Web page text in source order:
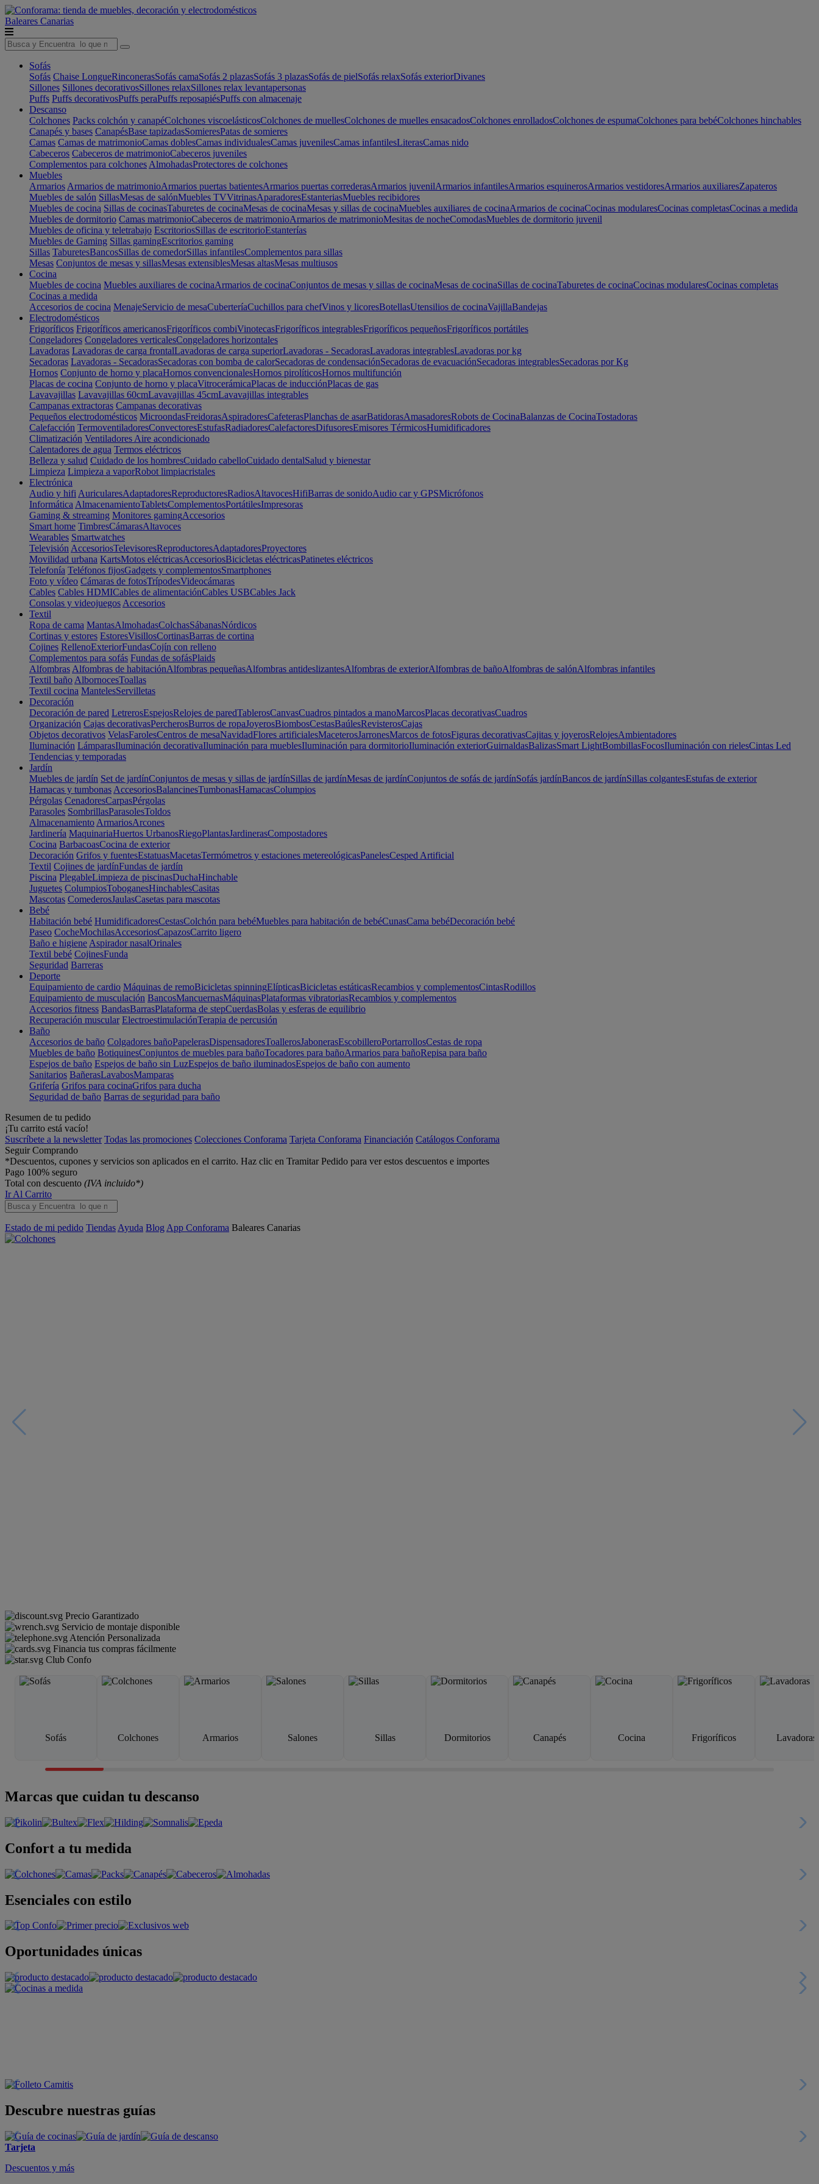
Baleares Canarias
Sofás
Sofás Chaise LongueRinconerasSofás camaSofás 2 plazasSofás 3 plazasSofás de pielSofás relaxSofás exteriorDivanes
Sillones Sillones decorativosSillones relaxSillones relax levantapersonas
Puffs Puffs decorativosPuffs peraPuffs reposapiésPuffs con almacenaje
Descanso
Colchones Packs colchón y canapéColchones viscoelásticosColchones de muellesColchones de muelles ensacadosColchones enrolladosColchones de espumaColchones para bebéColchones hinchables
Canapés y bases CanapésBase tapizadasSomieresPatas de somieres
Camas Camas de matrimonioCamas doblesCamas individualesCamas juvenilesCamas infantilesLiterasCamas nido
Cabeceros Cabeceros de matrimonioCabeceros juveniles
Complementos para colchones AlmohadasProtectores de colchones
Muebles
Armarios Armarios de matrimonioArmarios puertas batientesArmarios puertas correderasArmarios juvenilArmarios infantilesArmarios esquinerosArmarios vestidoresArmarios auxiliaresZapateros
Muebles de salón SillasMesas de salónMuebles TVVitrinasAparadoresEstanteriasMuebles recibidores
Muebles de cocina Sillas de cocinasTaburetes de cocinaMesas de cocinaMesas y sillas de cocinaMuebles auxiliares de cocinaArmarios de cocinaCocinas modularesCocinas completasCocinas a medida
Muebles de dormitorio Camas matrimonioCabeceros de matrimonioArmarios de matrimonioMesitas de nocheComodasMuebles de dormitorio juvenil
Muebles de oficina y teletrabajo EscritoriosSillas de escritorioEstanterías
Muebles de Gaming Sillas gamingEscritorios gaming
Sillas TaburetesBancosSillas de comedorSillas infantilesComplementos para sillas
Mesas Conjuntos de mesas y sillasMesas extensiblesMesas altasMesas multiusos
Cocina
Muebles de cocina Muebles auxiliares de cocinaArmarios de cocinaConjuntos de mesas y sillas de cocinaMesas de cocinaSillas de cocinaTaburetes de cocinaCocinas modularesCocinas completas
Cocinas a medida
Accesorios de cocina MenajeServicio de mesaCuberteríaCuchillos para chefVinos y licoresBotellasUtensilios de cocinaVajillaBandejas
Electrodomésticos
Frigoríficos Frigoríficos americanosFrigoríficos combiVinotecasFrigoríficos integrablesFrigoríficos pequeñosFrigoríficos portátiles
Congeladores Congeladores verticalesCongeladores horizontales
Lavadoras Lavadoras de carga frontalLavadoras de carga superiorLavadoras - SecadorasLavadoras integrablesLavadoras por kg
Secadoras Lavadoras - SecadorasSecadoras con bomba de calorSecadoras de condensaciónSecadoras de evacuaciónSecadoras integrablesSecadoras por Kg
Hornos Conjunto de horno y placaHornos convencionalesHornos pirolíticosHornos multifunción
Placas de cocina Conjunto de horno y placaVitrocerámicaPlacas de inducciónPlacas de gas
Lavavajillas Lavavajillas 60cmLavavajillas 45cmLavavajillas integrables
Campanas extractoras Campanas decorativas
Pequeños electrodomésticos MicroondasFreidorasAspiradoresCafeterasPlanchas de asarBatidorasAmasadoresRobots de CocinaBalanzas de CocinaTostadoras
Calefacción TermoventiladoresConvectoresEstufasRadiadoresCalefactoresDifusoresEmisores TérmicosHumidificadores
Climatización Ventiladores Aire acondicionado
Calentadores de agua Termos eléctricos
Belleza y salud Cuidado de los hombresCuidado cabelloCuidado dentalSalud y bienestar
Limpieza Limpieza a vaporRobot limpiacristales
Electrónica
Audio y hifi AuricularesAdaptadoresReproductoresRadiosAltavocesHifiBarras de sonidoAudio car y GPSMicrófonos
Informática AlmacenamientoTabletsComplementosPortátilesImpresoras
Gaming & streaming Monitores gamingAccesorios
Smart home TimbresCámarasAltavoces
Wearables Smartwatches
Televisión AccesoriosTelevisoresReproductoresAdaptadoresProyectores
Movilidad urbana KartsMotos eléctricasAccesoriosBicicletas eléctricasPatinetes eléctricos
Telefonía Teléfonos fijosGadgets y complementosSmartphones
Foto y vídeo Cámaras de fotosTrípodesVideocámaras
Cables Cables HDMICables de alimentaciónCables USBCables Jack
Consolas y videojuegos Accesorios
Textil
Ropa de cama MantasAlmohadasColchasSábanasNórdicos
Cortinas y estores EstoresVisillosCortinasBarras de cortina
Cojines RellenoExteriorFundasCojín con relleno
Complementos para sofás Fundas de sofásPlaids
Alfombras Alfombras de habitaciónAlfombras pequeñasAlfombras antideslizantesAlfombras de exteriorAlfombras de bañoAlfombras de salónAlfombras infantiles
Textil baño AlbornocesToallas
Textil cocina MantelesServilletas
Decoración
Decoración de pared LetrerosEspejosRelojes de paredTablerosCanvasCuadros pintados a manoMarcosPlacas decorativasCuadros
Organización Cajas decorativasPercherosBurros de ropaJoyerosBiombosCestasBaúlesRevisterosCajas
Objetos decorativos VelasFarolesCentros de mesaNavidadFlores artificialesMaceterosJarronesMarcos de fotosFiguras decorativasCajitas y joyerosRelojesAmbientadores
Iluminación LámparasIluminación decorativaIluminación para mueblesIluminación para dormitorioIluminación exteriorGuirnaldasBalizasSmart LightBombillasFocosIluminación con rielesCintas Led
Tendencias y temporadas
Jardín
Muebles de jardín Set de jardínConjuntos de mesas y sillas de jardínSillas de jardínMesas de jardínConjuntos de sofás de jardínSofás jardínBancos de jardínSillas colgantesEstufas de exterior
Hamacas y tumbonas AccesoriosBalancinesTumbonasHamacasColumpios
Pérgolas CenadoresCarpasPérgolas
Parasoles SombrillasParasolesToldos
Almacenamiento ArmariosArcones
Jardinería MaquinariaHuertos UrbanosRiegoPlantasJardinerasCompostadores
Cocina BarbacoasCocina de exterior
Decoración Grifos y fuentesEstatuasMacetasTermómetros y estaciones metereológicasPanelesCesped Artificial
Textil Cojines de jardínFundas de jardín
Piscina PlegableLimpieza de piscinasDuchaHinchable
Juguetes ColumpiosToboganesHinchablesCasitas
Mascotas ComederosJaulasCasetas para mascotas
Bebé
Habitación bebé HumidificadoresCestasColchón para bebéMuebles para habitación de bebéCunasCama bebéDecoración bebé
Paseo CocheMochilasAccesoriosCapazosCarrito ligero
Baño e higiene Aspirador nasalOrinales
Textil bebé CojinesFunda
Seguridad Barreras
Deporte
Equipamiento de cardio Máquinas de remoBicicletas spinningElípticasBicicletas estáticasRecambios y complementosCintasRodillos
Equipamiento de musculación BancosMancuernasMáquinasPlataformas vibratoriasRecambios y complementos
Accesorios fitness BandasBarrasPlataforma de stepCuerdasBolas y esferas de equilibrio
Recuperación muscular ElectroestimulaciónTerapia de percusión
Baño
Accesorios de baño Colgadores bañoPapelerasDispensadoresToallerosJabonerasEscobilleroPortarrollosCestas de ropa
Muebles de baño BotiquinesConjuntos de muebles para bañoTocadores para bañoArmarios para bañoRepisa para baño
Espejos de baño Espejos de baño sin LuzEspejos de baño iluminadosEspejos de baño con aumento
Sanitarios BañerasLavabosMamparas
Grifería Grifos para cocinaGrifos para ducha
Seguridad de baño Barras de seguridad para baño
Resumen de tu pedido
¡Tu carrito está vacío!
Suscríbete a la newsletter Todas las promociones Colecciones Conforama Tarjeta Conforama Financiación Catálogos Conforama
Seguir Comprando
*Descuentos, cupones y servicios son aplicados en el carrito. Haz clic en Tramitar Pedido para ver estos descuentos e importes
Pago 100% seguro
Total con descuento (IVA incluido*)
Ir Al Carrito
Estado de mi pedido Tiendas Ayuda Blog App Conforama Baleares Canarias
Precio Garantizado
Servicio de montaje disponible
Atención Personalizada
Financia tus compras fácilmente
Club Confo
Sofás Colchones Armarios Salones Sillas Dormitorios Canapés Cocina Frigoríficos Lavadoras
Marcas que cuidan tu descanso
Confort a tu medida
Esenciales con estilo
Oportunidades únicas
Descubre nuestras guías
Tarjeta
Descuentos y más